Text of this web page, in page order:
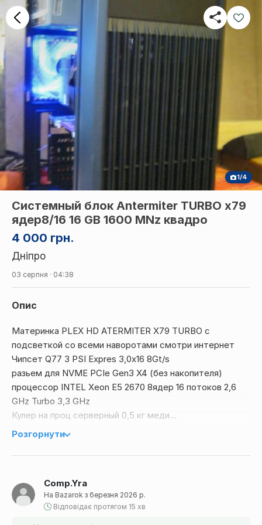
1/4
4 000 грн.
Системный блок Antermiter TURBO x79
ядер8/16 16 GB 1600 MNz квадро
Дніпро
03 серпня · 04:38
Comp.Yra
На Bazarok з березня 2026 р.
Відповідає протягом 15 хв
Опис
Материнка PLEX HD ATERMITER X79 TURBO с
подсветкой со всеми наворотами смотри интернет
Чипсет Q77 3 PSI Expres 3,0x16 8Gt/s
разьем для NVME PCIe Gen3 X4 (без накопителя)
процессор INTEL Xeon E5 2670 8ядер 16 потоков 2,6
GHz Turbo 3,3 GHz
Кулер на проц серверный 0,5 кг меди
1. Спереди и сзади, двойной интерфейс USB 3,0,
двойной дизайн индикатора, стабильный и быстрый.
память и память сервера ECC, но не может быть
смешана одновременно. Сверху поддерживает 64 ГБ
1866 МГц ram.
Розгорнути